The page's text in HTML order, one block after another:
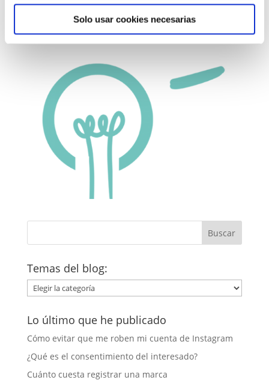
Solo usar cookies necesarias
Temas del blog:
Temas
del
blog:
Lo último que he publicado
Cómo evitar que me roben mi cuenta de Instagram
¿Qué es el consentimiento del interesado?
Cuánto cuesta registrar una marca